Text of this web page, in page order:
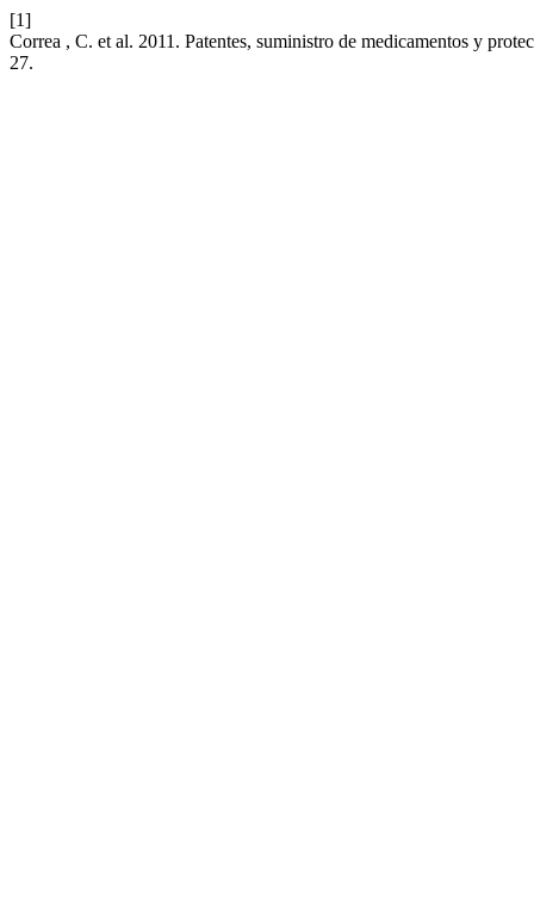
[1]
Correa , C. et al. 2011. Patentes, suministro de medicamentos y
27.